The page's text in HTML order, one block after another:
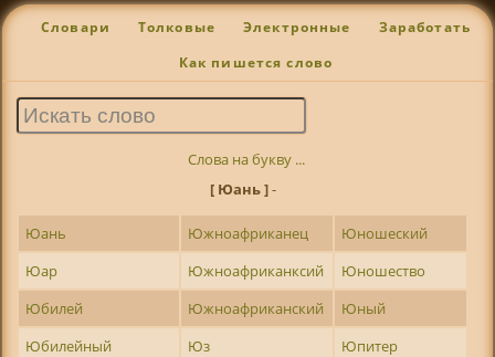
Словари Толковые Электронные Заработать
Как пишется слово
Слова на букву ...
[ Юань ]-
Юань Южноафриканец
Юношеский
Юар
Южноафриканксий
Юношество
Юбилей
Южноафриканский
Юный
Юбилейный
Юз
Юпитер